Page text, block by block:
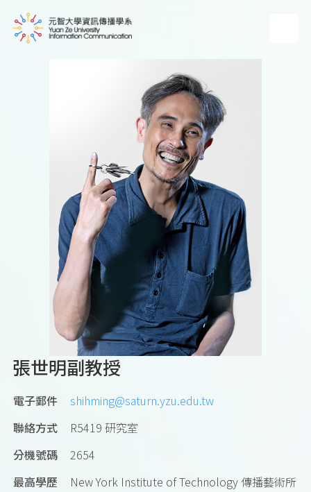
張世明副教授
電子郵件 shihming@saturn.yzu.edu.tw
聯絡方式
R5419 研究室
分機號碼 2654
最高學歷
New York Institute of Technology 傳播藝術所